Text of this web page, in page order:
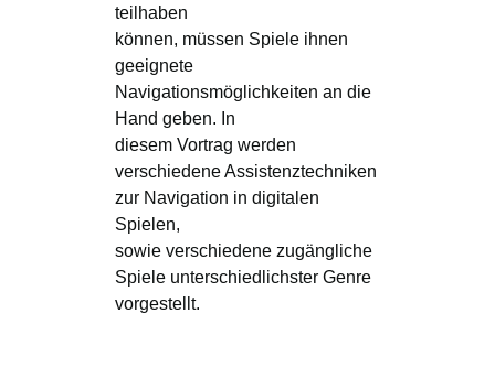
teilhaben
können, müssen Spiele ihnen
geeignete
Navigationsmöglichkeiten an die
Hand geben. In
diesem Vortrag werden
verschiedene Assistenztechniken
zur Navigation in digitalen
Spielen,
sowie verschiedene zugängliche
Spiele unterschiedlichster Genre
vorgestellt.